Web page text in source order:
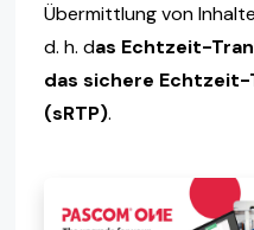
Übermittlung von
d. h. das Echtzeit-
das sichere
(sRTP).